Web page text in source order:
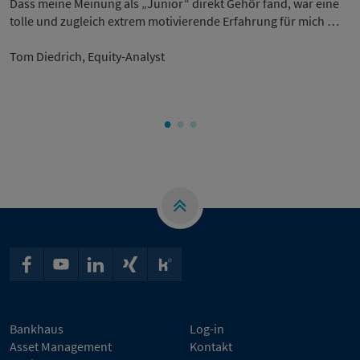
tolle und zugleich extrem motivierende Erfahrung für mich …
Tom Diedrich, Equity-Analyst
Bankhaus
Asset Management
Log-in
Kontakt